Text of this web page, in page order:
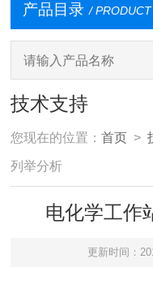
产品目录 /
技术支持
您现在的位置：首页 >
列举分析
电化学工作
更新时间：